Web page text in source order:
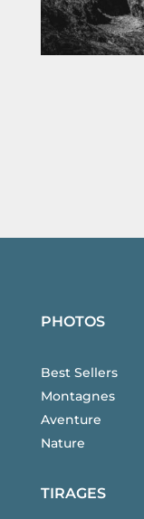
PHOTOS
Best Sellers
Montagnes
Aventure
Nature
TIRAGES